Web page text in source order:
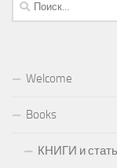
Welcome
Books
КНИГИ и